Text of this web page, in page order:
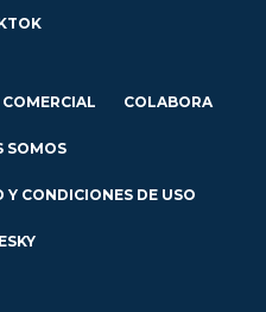
COLABORA
SOMOS
CONDICIONES DE USO